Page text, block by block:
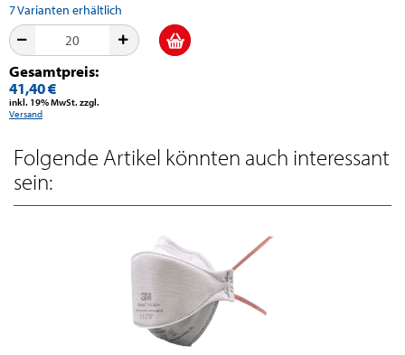
7Varianten erhältlich
Gesamtpreis:
41,40 €
inkl. 19% MwSt. zzgl.
Versand
Folgende Artikel könnten auch interessant
sein: